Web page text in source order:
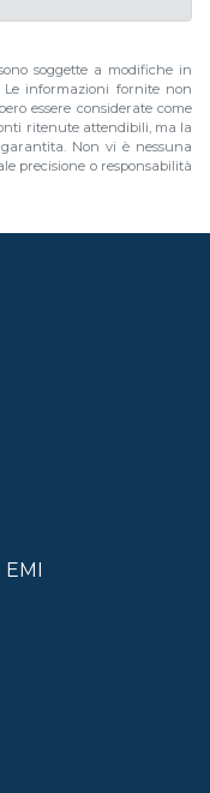
soggette a modifiche in
Le informazioni fornite non
essere considerate come
ritenute attendibili, ma la
Non vi è nessuna
precisione o responsabilità